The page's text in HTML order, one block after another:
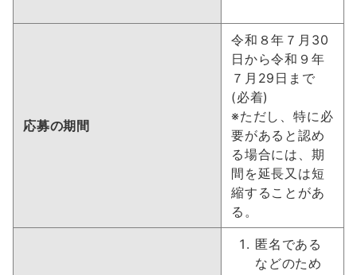
応募の期間
令和８年７月30
日から令和９年
７月29日まで
(必着)
※ただし、特に必
要があると認め
る場合には、期
間を延長又は短
縮することがあ
る。
匿名である
などのため